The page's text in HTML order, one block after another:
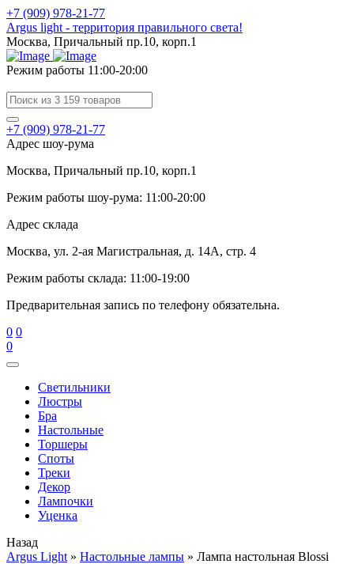
+7 (909) 978-21-77
Argus light - территория правильного света!
Москва, Причальный пр.10, корп.1
Режим работы 11:00-20:00
+7 (909) 978-21-77
Адрес шоу-рума
Москва, Причальный пр.10, корп.1
Режим работы шоу-рума: 11:00-20:00
Адрес склада
Москва, ул. 2-ая Магистральная, д. 14А, стр. 4
Режим работы склада: 11:00-19:00
Предварительная запись по телефону обязательна.
0 0
0
Cветильники
Люстры
Бра
Настольные
Торшеры
Споты
Треки
Декор
Лампочки
Уценка
Назад
Argus Light » Настольные лампы » Лампа настольная Blossi